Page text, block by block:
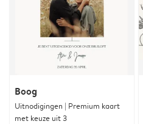
Boog
Uitnodigingen | Premium kaart
met keuze uit 3